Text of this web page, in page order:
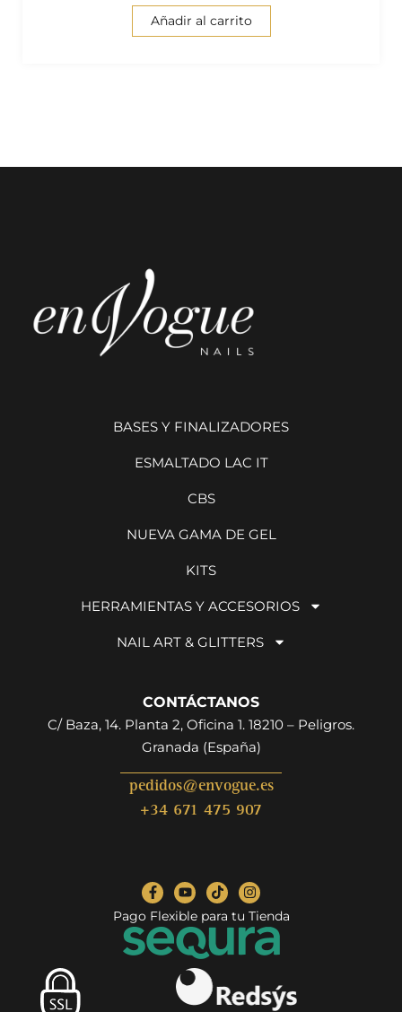
Añadir al carrito
BASES Y FINALIZADORES
ESMALTADO LAC IT
CBS
NUEVA GAMA DE GEL
KITS
HERRAMIENTAS Y ACCESORIOS
NAIL ART & GLITTERS
CONTÁCTANOS
C/ Baza, 14. Planta 2, Oficina 1. 18210 – Peligros.
Granada (España)
pedidos@envogue.es
+34 671 475 907
Pago Flexible para tu Tienda